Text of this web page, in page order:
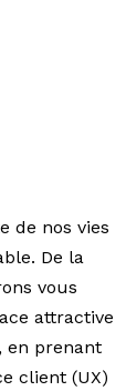
de nos vies
De la
vous
attractive
en prenant
client (UX)